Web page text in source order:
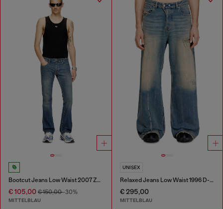
Bootcut Jeans Low Waist 2007 Zatiny
€ 105,00 € 150,00-30%
MITTELBLAU
UNISEX
Relaxed Jeans Low Waist 1996 D-Sire
€ 295,00
MITTELBLAU